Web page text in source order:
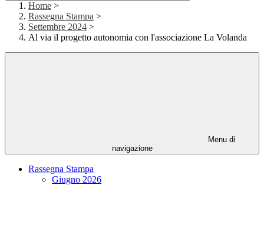
Home >
Rassegna Stampa >
Settembre 2024 >
Al via il progetto autonomia con l'associazione La Volanda
Menu di
navigazione
Rassegna Stampa
Giugno 2026